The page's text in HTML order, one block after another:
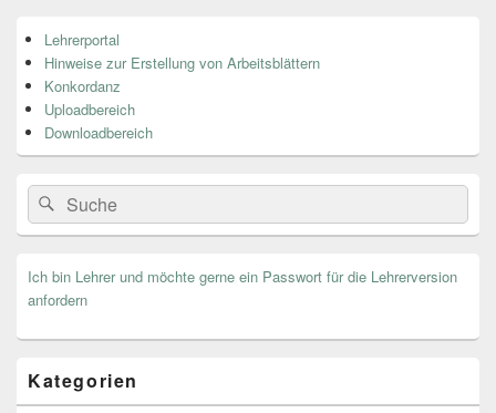
Seitenleisten
Widget-
Bereich
Lehrerportal
Hinweise zur Erstellung von Arbeitsblättern
Konkordanz
Uploadbereich
Downloadbereich
Search
for:
Suche
Ich bin Lehrer und möchte gerne ein Passwort für die Lehrerversion
anfordern
Kategorien